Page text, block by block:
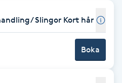
Slingor Kort hår
Boka